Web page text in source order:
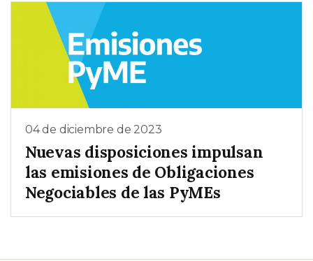
04 de diciembre de 2023
Nuevas disposiciones impulsan
las emisiones de Obligaciones
Negociables de las PyMEs